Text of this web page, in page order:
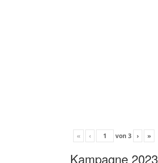
« ‹ von 3 › »
Kampagne 2023